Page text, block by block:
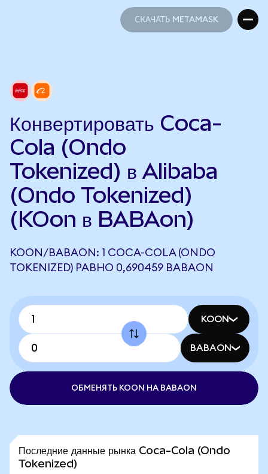
СКАЧАТЬ METAMASK
Конвертировать Coca-
Cola (Ondo
Tokenized) в Alibaba
(Ondo Tokenized)
(KOon в BABAon)
KOON/BABAON: 1 COCA-COLA (ONDO
TOKENIZED) РАВНО 0,690459 BABAON
KOON
BABAON
ОБМЕНЯТЬ KOON НА BABAON
Последние данные рынка Coca-Cola (Ondo
Tokenized)